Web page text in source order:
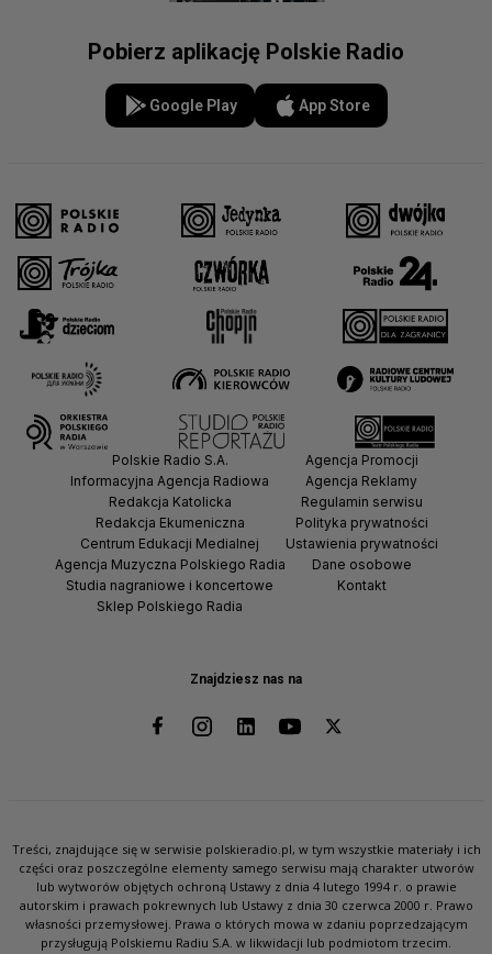
Pobierz aplikację Polskie Radio
Google Play App Store
Znajdziesz nas na
Polskie Radio S.A.
Informacyjna Agencja Radiowa
Redakcja Katolicka
Redakcja Ekumeniczna
Centrum Edukacji Medialnej
Agencja Muzyczna Polskiego Radia
Studia nagraniowe i koncertowe
Sklep Polskiego Radia
Agencja Promocji
Agencja Reklamy
Regulamin serwisu
Polityka prywatności
Ustawienia prywatności
Dane osobowe
Kontakt
Treści, znajdujące się w serwisie polskieradio.pl, w tym wszystkie materiały i ich
części oraz poszczególne elementy samego serwisu mają charakter utworów
lub wytworów objętych ochroną Ustawy z dnia 4 lutego 1994 r. o prawie
autorskim i prawach pokrewnych lub Ustawy z dnia 30 czerwca 2000 r. Prawo
własności przemysłowej. Prawa o których mowa w zdaniu poprzedzającym
przysługują Polskiemu Radiu S.A. w likwidacji lub podmiotom trzecim.